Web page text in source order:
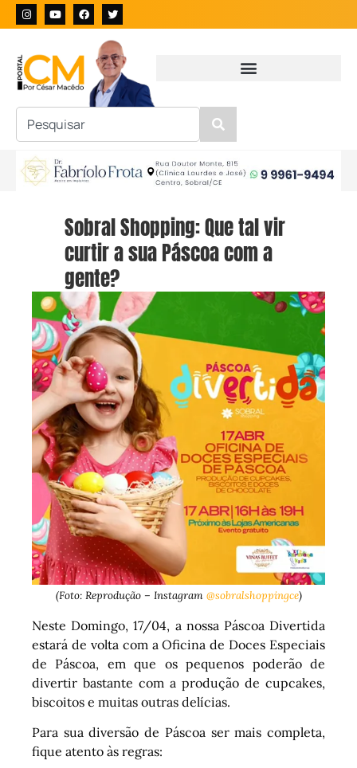
Sobral Shopping: Que tal vir
curtir a sua Páscoa com a
gente?
(Foto: Reprodução – Instagram @sobralshoppingce)
Neste Domingo, 17/04, a nossa Páscoa Divertida
estará de volta com a Oficina de Doces Especiais
de Páscoa, em que os pequenos poderão de
divertir bastante com a produção de cupcakes,
biscoitos e muitas outras delícias.
Para sua diversão de Páscoa ser mais completa,
fique atento às regras: